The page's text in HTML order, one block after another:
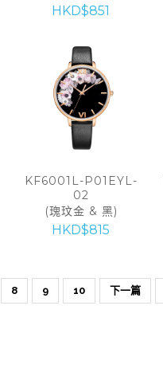
HKD$851
KF6001L-P01EYL-
02
(瑰玟金 & 黑)
HKD$815
8 9 10 下一篇